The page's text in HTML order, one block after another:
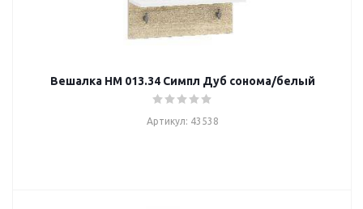
Вешалка НМ 013.34 Симпл Дуб сонома/белый
Артикул: 43538